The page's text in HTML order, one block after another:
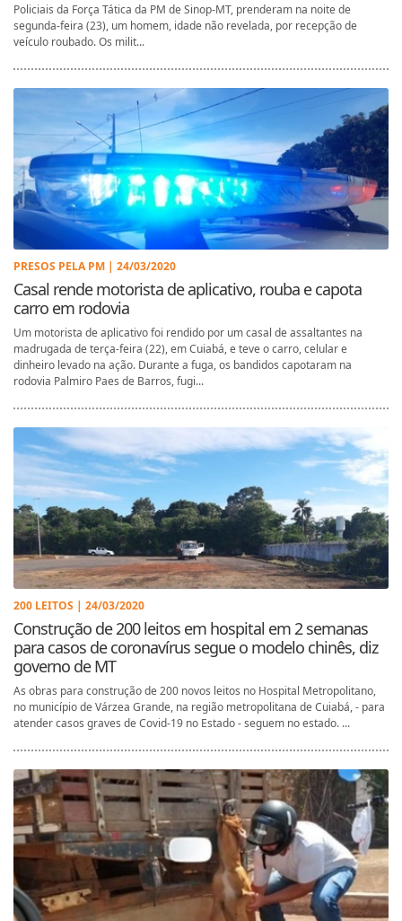
Policiais da Força Tática da PM de Sinop-MT, prenderam na noite de
segunda-feira (23), um homem, idade não revelada, por recepção de
veículo roubado. Os milit...
PRESOS PELA PM | 24/03/2020
Casal rende motorista de aplicativo, rouba e capota
carro em rodovia
Um motorista de aplicativo foi rendido por um casal de assaltantes na
madrugada de terça-feira (22), em Cuiabá, e teve o carro, celular e
dinheiro levado na ação. Durante a fuga, os bandidos capotaram na
rodovia Palmiro Paes de Barros, fugi...
200 LEITOS | 24/03/2020
Construção de 200 leitos em hospital em 2 semanas
para casos de coronavírus segue o modelo chinês, diz
governo de MT
As obras para construção de 200 novos leitos no Hospital Metropolitano,
no município de Várzea Grande, na região metropolitana de Cuiabá, - para
atender casos graves de Covid-19 no Estado - seguem no estado. ...